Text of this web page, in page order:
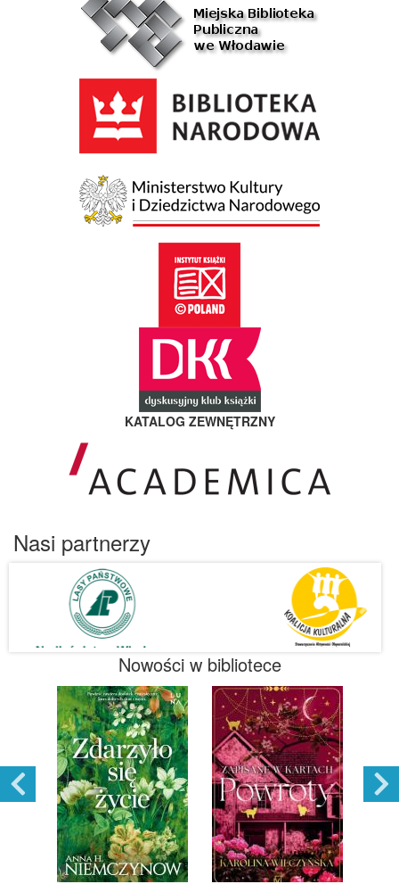
KATALOG ZEWNĘTRZNY
Nasi partnerzy
Nowości w bibliotece